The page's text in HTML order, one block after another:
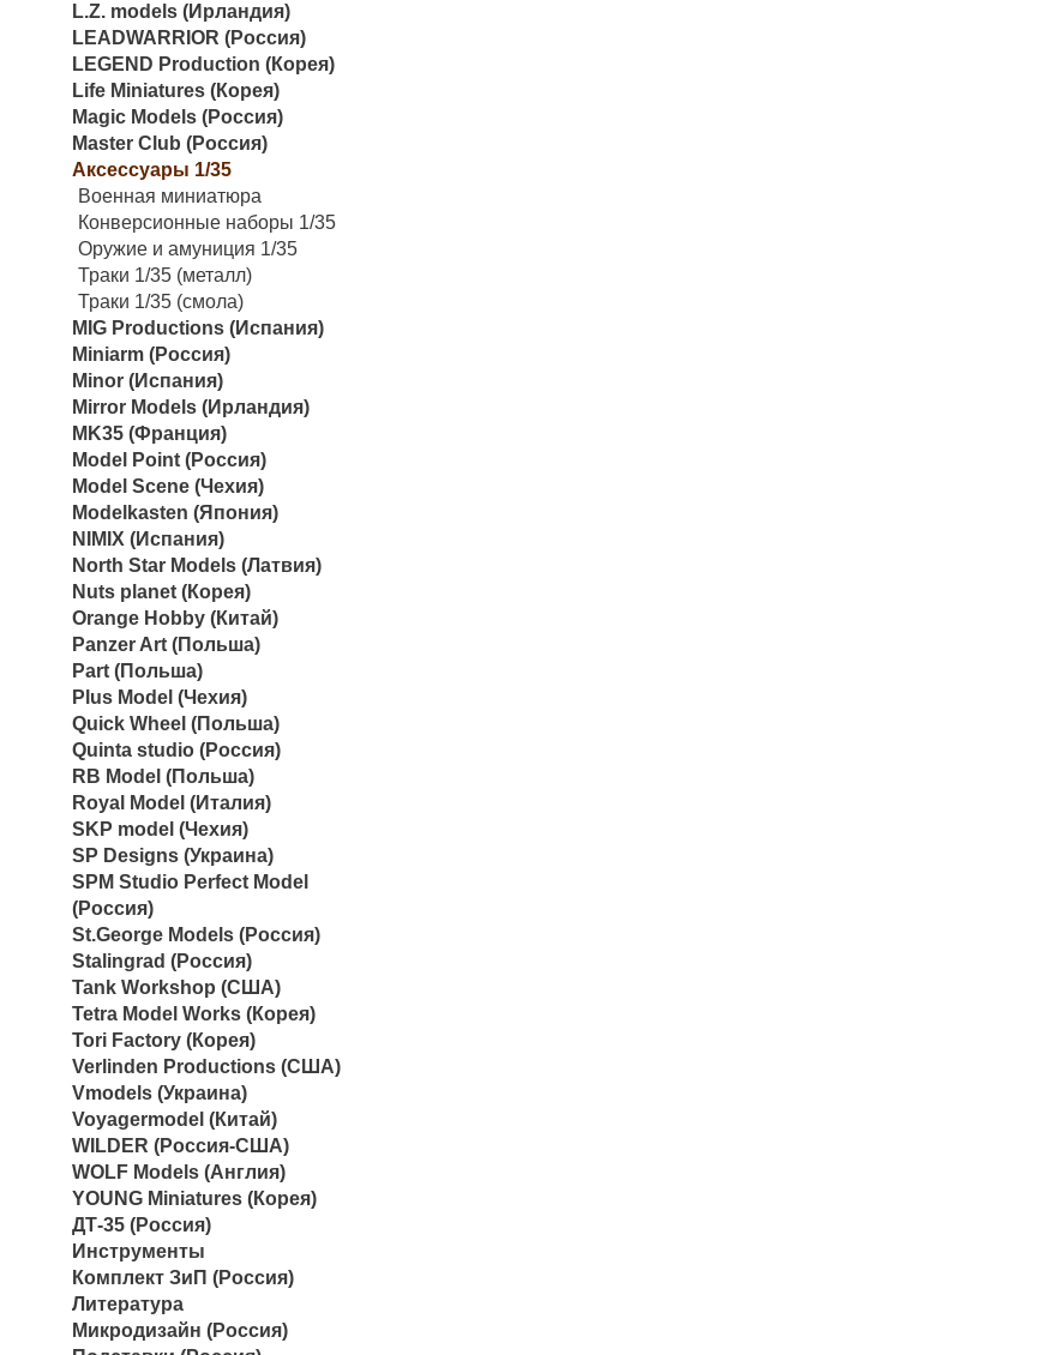
L.Z. models (Ирландия)
LEADWARRIOR (Россия)
LEGEND Production (Корея)
Life Miniatures (Корея)
Magic Models (Россия)
Master Club (Россия)
Аксессуары 1/35
Военная миниатюра
Конверсионные наборы 1/35
Оружие и амуниция 1/35
Траки 1/35 (металл)
Траки 1/35 (смола)
MIG Productions (Испания)
Miniarm (Россия)
Minor (Испания)
Mirror Models (Ирландия)
MK35 (Франция)
Model Point (Россия)
Model Scene (Чехия)
Modelkasten (Япония)
NIMIX (Испания)
North Star Models (Латвия)
Nuts planet (Корея)
Orange Hobby (Китай)
Panzer Art (Польша)
Part (Польша)
Plus Model (Чехия)
Quick Wheel (Польша)
Quinta studio (Россия)
RB Model (Польша)
Royal Model (Италия)
SKP model (Чехия)
SP Designs (Украина)
SPM Studio Perfect Model
(Россия)
St.George Models (Россия)
Stalingrad (Россия)
Tank Workshop (США)
Tetra Model Works (Корея)
Tori Factory (Корея)
Verlinden Productions (США)
Vmodels (Украина)
Voyagermodel (Китай)
WILDER (Россия-США)
WOLF Models (Англия)
YOUNG Miniatures (Корея)
ДТ-35 (Россия)
Инструменты
Комплект ЗиП (Россия)
Литература
Микродизайн (Россия)